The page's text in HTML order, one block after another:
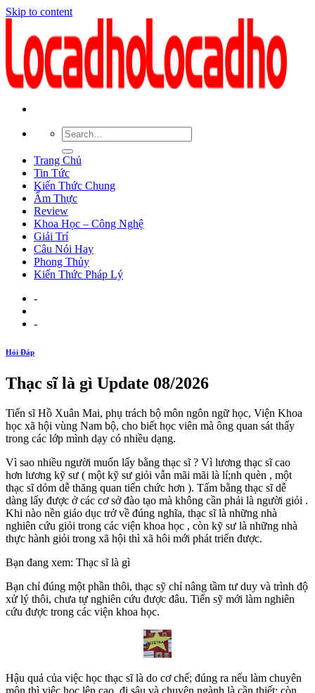
Skip to content
Trang Chủ
Tin Tức
Kiến Thức Chung
Ẩm Thực
Review
Khoa Học – Công Nghệ
Giải Trí
Câu Nói Hay
Phong Thủy
Kiến Thức Pháp Lý
-
-
Hỏi Đáp
Thạc sĩ là gì Update 08/2026
Tiến sĩ Hồ Xuân Mai, phụ trách bộ môn ngôn ngữ học, Viện Khoa
học xã hội vùng Nam bộ, cho biết học viên mà ông quan sát thấy
trong các lớp mình dạy có nhiều dạng.
Vì sao nhiều người muốn lấy bằng thạc sĩ ? Vì lương thạc sĩ cao
hơn lương kỹ sư ( một kỹ sư giỏi vẫn mãi mãi là lí;nh quèn , một
thạc sĩ dỏm dễ thăng quan tiến chức hơn ). Tấm bằng thạc sĩ dễ
dàng lấy được ở các cơ sở đào tạo mà không cần phải là người giỏi .
Khi nào nền giáo dục trở về đúng nghĩa, thạc sĩ là những nhà
nghiên cứu giỏi trong các viện khoa học , còn kỹ sư là những nhà
thực hành giỏi trong xã hội thì xã hôi mới phát triển được.
Bạn đang xem: Thạc sĩ là gì
Bạn chỉ đúng một phần thôi, thạc sỹ chỉ nâng tầm tư duy và trình độ
xử lý thôi, chưa tự nghiên cứu được đâu. Tiến sỹ mới làm nghiên
cứu được trong các viện khoa học.
Hậu quả của việc học thạc sĩ là do cơ chế; đúng ra nếu làm chuyên
môn thì việc học lên cao, đi sâu và chuyên ngành là cần thiết; còn